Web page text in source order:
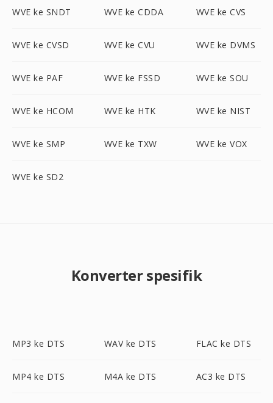
WVE ke SNDT WVE ke CDDA WVE ke CVS
WVE ke CVSD WVE ke CVU WVE ke DVMS
WVE ke PAF WVE ke FSSD WVE ke SOU
WVE ke HCOM WVE ke HTK WVE ke NIST
WVE ke SMP WVE ke TXW WVE ke VOX
WVE ke SD2
Konverter spesifik
MP3 ke DTS WAV ke DTS FLAC ke DTS
MP4 ke DTS M4A ke DTS AC3 ke DTS